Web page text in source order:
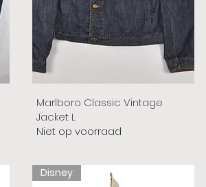
Marlboro Classic Vintage
Jacket L
Niet op voorraad
Disney